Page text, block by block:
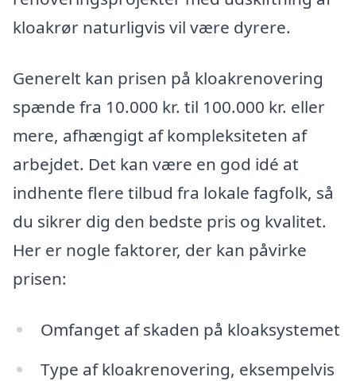
kloakrør naturligvis vil være dyrere.
Generelt kan prisen på kloakrenovering
spænde fra 10.000 kr. til 100.000 kr. eller
mere, afhængigt af kompleksiteten af
arbejdet. Det kan være en god idé at
indhente flere tilbud fra lokale fagfolk, så
du sikrer dig den bedste pris og kvalitet.
Her er nogle faktorer, der kan påvirke
prisen:
Omfanget af skaden på kloaksystemet
Type af kloakrenovering, eksempelvis